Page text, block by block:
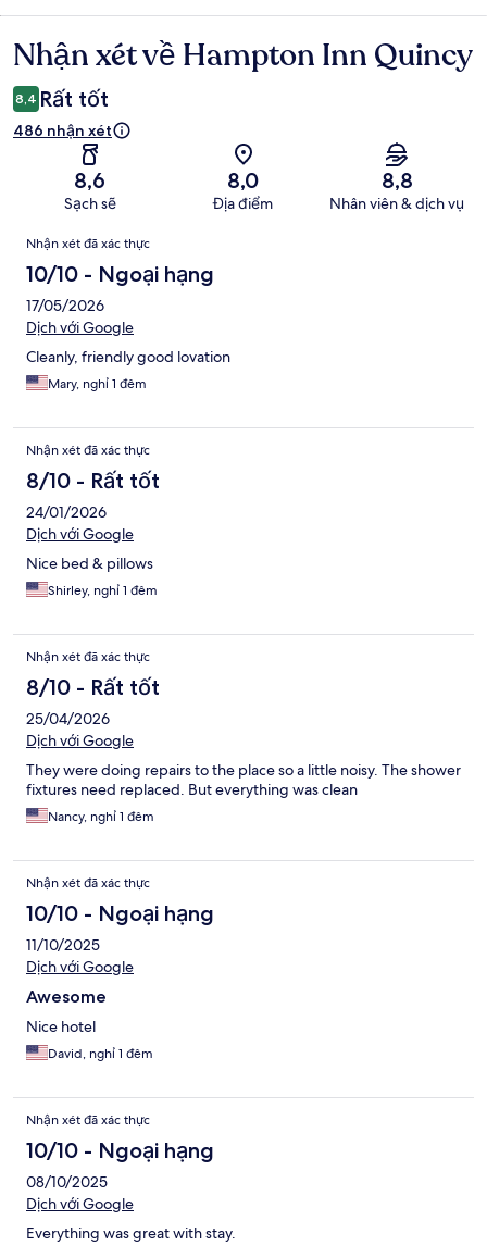
Nhận
xét
Nhận xét về Hampton Inn Quincy
8,4 Rất tốt
486 nhận xét
8,6
Sạch sẽ
8,0
Địa điểm
8,8
Nhân viên & dịch vụ
Nhận
xét
Nhận xét đã xác thực
10/10 - Ngoại hạng
17/05/2026
Dịch với Google
Cleanly, friendly good lovation
Mary, nghỉ 1 đêm
Nhận xét đã xác thực
8/10 - Rất tốt
24/01/2026
Dịch với Google
Nice bed & pillows
Shirley, nghỉ 1 đêm
Nhận xét đã xác thực
8/10 - Rất tốt
25/04/2026
Dịch với Google
They were doing repairs to the place so a little noisy. The shower
fixtures need replaced. But everything was clean
Nancy, nghỉ 1 đêm
Nhận xét đã xác thực
10/10 - Ngoại hạng
11/10/2025
Dịch với Google
Awesome
Nice hotel
David, nghỉ 1 đêm
Nhận xét đã xác thực
10/10 - Ngoại hạng
08/10/2025
Dịch với Google
Everything was great with stay.